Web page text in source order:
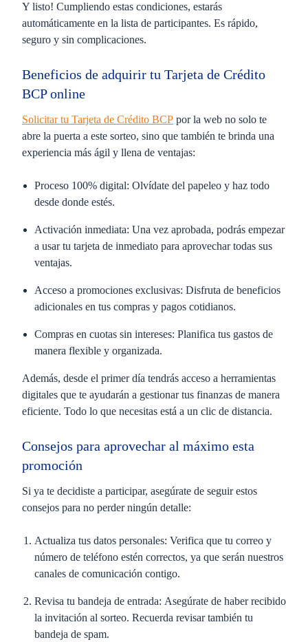
Y listo! Cumpliendo estas condiciones, estarás
automáticamente en la lista de participantes. Es rápido,
seguro y sin complicaciones.
Beneficios de adquirir tu Tarjeta de Crédito
BCP online
Solicitar tu Tarjeta de Crédito BCP por la web no solo te
abre la puerta a este sorteo, sino que también te brinda una
experiencia más ágil y llena de ventajas:
Proceso 100% digital: Olvídate del papeleo y haz todo
desde donde estés.
Activación inmediata: Una vez aprobada, podrás empezar
a usar tu tarjeta de inmediato para aprovechar todas sus
ventajas.
Acceso a promociones exclusivas: Disfruta de beneficios
adicionales en tus compras y pagos cotidianos.
Compras en cuotas sin intereses: Planifica tus gastos de
manera flexible y organizada.
Además, desde el primer día tendrás acceso a herramientas
digitales que te ayudarán a gestionar tus finanzas de manera
eficiente. Todo lo que necesitas está a un clic de distancia.
Consejos para aprovechar al máximo esta
promoción
Si ya te decidiste a participar, asegúrate de seguir estos
consejos para no perder ningún detalle:
Actualiza tus datos personales: Verifica que tu correo y
número de teléfono estén correctos, ya que serán nuestros
canales de comunicación contigo.
Revisa tu bandeja de entrada: Asegúrate de haber recibido
la invitación al sorteo. Recuerda revisar también tu
bandeja de spam.